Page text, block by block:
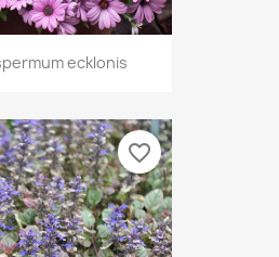
ecklonis
favorite_border